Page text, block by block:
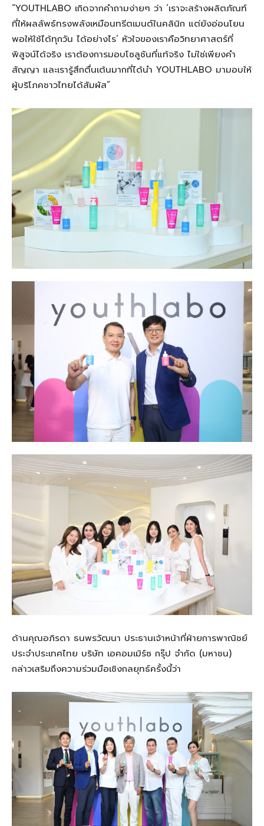
“YOUTHLABO เกิดจากคำถามง่ายๆ ว่า ‘เราจะสร้างผลิตภัณฑ์
ที่ให้ผลลัพธ์ทรงพลังเหมือนทรีตเมนต์ในคลินิก แต่ยังอ่อนโยน
พอให้ใช้ได้ทุกวัน ได้อย่างไร’ หัวใจของเราคือวิทยาศาสตร์ที่
พิสูจน์ได้จริง เราต้องการมอบโซลูชันที่แท้จริง ไม่ใช่เพียงคำ
สัญญา และเรารู้สึกตื่นเต้นมากที่ได้นำ YOUTHLABO มามอบให้
ผู้บริโภคชาวไทยได้สัมผัส”
ด้านคุณอภิรดา ธนพรวัฒนา ประธานเจ้าหน้าที่ฝ่ายการพาณิชย์
ประจำประเทศไทย บริษัท เอคอมเมิร์ซ กรุ๊ป จำกัด (มหาชน)
กล่าวเสริมถึงความร่วมมือเชิงกลยุทธ์ครั้งนี้ว่า